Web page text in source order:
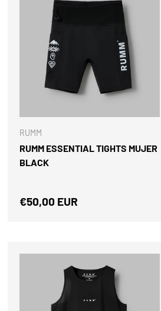
RUMM
RUMM ESSENTIAL TIGHTS MUJER
BLACK
Precio normal
€50,00 EUR